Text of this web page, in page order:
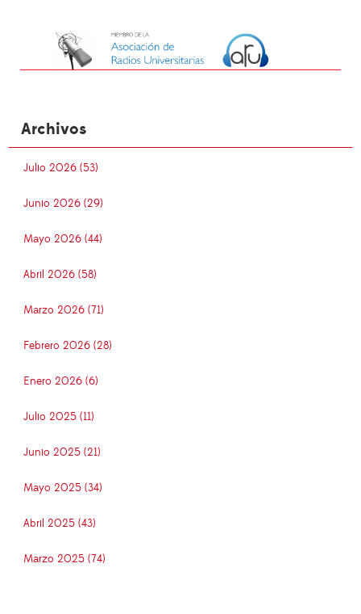
Archivos
Julio 2026 (53)
Junio 2026 (29)
Mayo 2026 (44)
Abril 2026 (58)
Marzo 2026 (71)
Febrero 2026 (28)
Enero 2026 (6)
Julio 2025 (11)
Junio 2025 (21)
Mayo 2025 (34)
Abril 2025 (43)
Marzo 2025 (74)